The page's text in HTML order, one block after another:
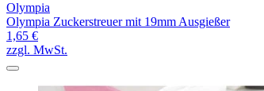
Olympia
Olympia Zuckerstreuer mit 19mm Ausgießer
1,65 €
zzgl. MwSt.